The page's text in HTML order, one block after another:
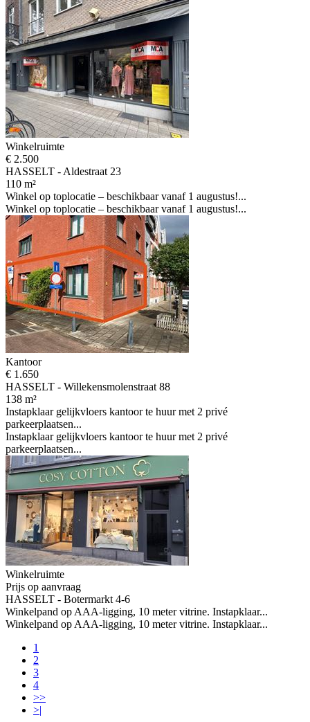
Winkelruimte
€ 2.500
HASSELT - Aldestraat 23
110 m²
Winkel op toplocatie – beschikbaar vanaf 1 augustus!...
Winkel op toplocatie – beschikbaar vanaf 1 augustus!...
Kantoor
€ 1.650
HASSELT - Willekensmolenstraat 88
138 m²
Instapklaar gelijkvloers kantoor te huur met 2 privé
parkeerplaatsen...
Instapklaar gelijkvloers kantoor te huur met 2 privé
parkeerplaatsen...
Winkelruimte
Prijs op aanvraag
HASSELT - Botermarkt 4-6
Winkelpand op AAA-ligging, 10 meter vitrine. Instapklaar...
Winkelpand op AAA-ligging, 10 meter vitrine. Instapklaar...
1
2
3
4
>>
>|